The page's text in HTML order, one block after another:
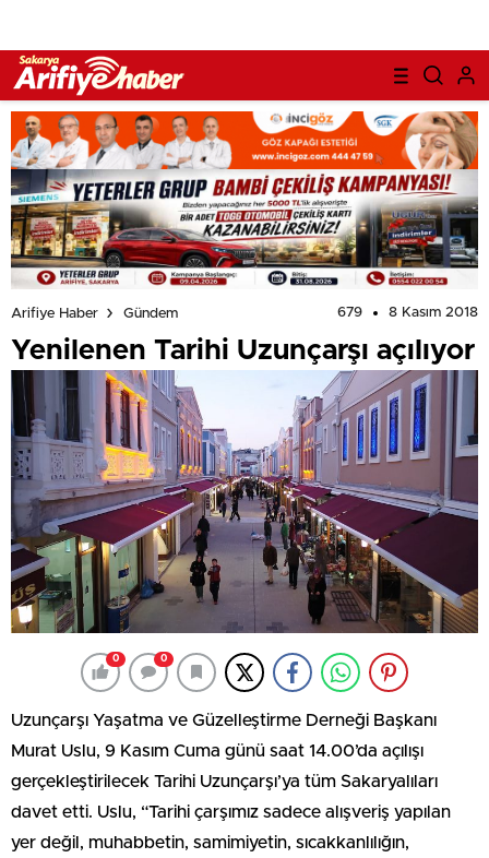
Arifiye Haber Gündem 679 8 Kasım 2018
Yenilenen Tarihi Uzunçarşı açılıyor
0 0
Uzunçarşı Yaşatma ve Güzelleştirme Derneği Başkanı
Murat Uslu, 9 Kasım Cuma günü saat 14.00’da açılışı
gerçekleştirilecek Tarihi Uzunçarşı’ya tüm Sakaryalıları
davet etti. Uslu, “Tarihi çarşımız sadece alışveriş yapılan
yer değil, muhabbetin, samimiyetin, sıcakkanlılığın,